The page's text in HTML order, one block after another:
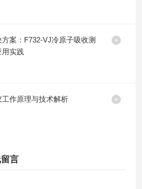
案：F732-VJ冷原子吸收测
用实践
作原理与技术解析
言